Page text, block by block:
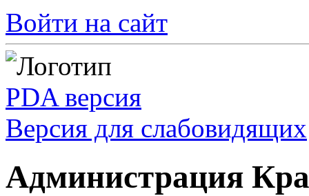
Войти на сайт
PDA версия
Версия для слабовидящих
Администрация